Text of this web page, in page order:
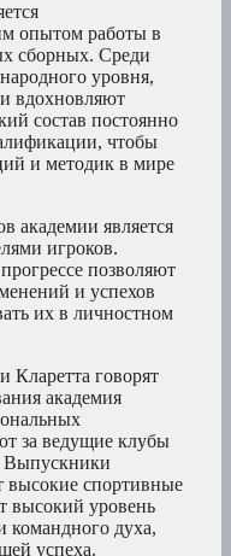
опытом работы в
сборных. Среди
уровня,
вдохновляют
состав постоянно
чтобы
и методик в мире
академии является
игроков.
позволяют
и успехов
их в личностном
Кларетта говорят
академия
за ведущие клубы
Выпускники
высокие спортивные
высокий уровень
командного духа,
успеха.